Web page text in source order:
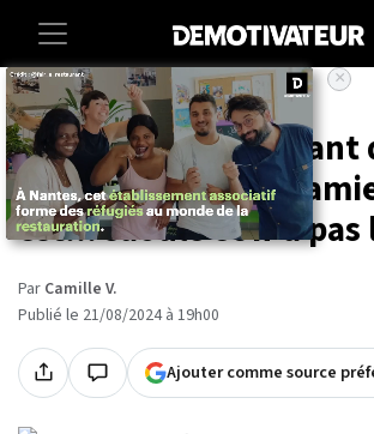
Accueil Insolite
Ivre, il confie le volant
voiture à sa petite
est... saoule et n'a pas
Par Camille V.
Publié le 21/08/2024 à 19h00
Ajouter comme source
×